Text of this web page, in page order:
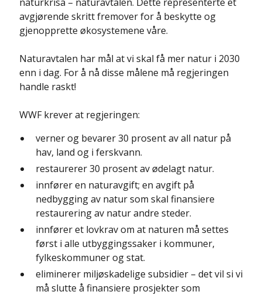
avgjørende skritt fremover for å beskytte og
gjenopprette økosystemene våre.
Naturavtalen har mål at vi skal få mer natur i 2030
enn i dag. For å nå disse målene må regjeringen
handle raskt!
WWF krever at regjeringen:
verner og bevarer 30 prosent av all natur på
hav, land og i ferskvann.
restaurerer 30 prosent av ødelagt natur.
innfører en naturavgift; en avgift på
nedbygging av natur som skal finansiere
restaurering av natur andre steder.
innfører et lovkrav om at naturen må settes
først i alle utbyggingssaker i kommuner,
fylkeskommuner og stat.
eliminerer miljøskadelige subsidier – det vil si vi
må slutte å finansiere prosjekter som